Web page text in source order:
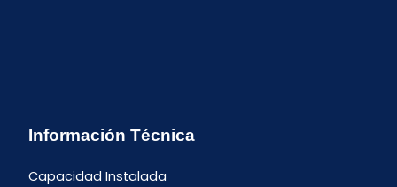
Información Técnica
Capacidad Instalada